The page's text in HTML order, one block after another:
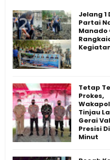
Jelang 1
Partai
Manado
Tetap
Prokes,
Tinjau
Gerai
Presisi
Minut